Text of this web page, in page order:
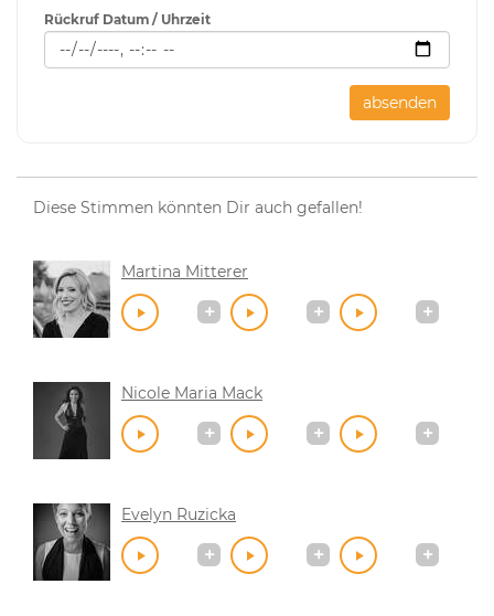
Rückruf Datum / Uhrzeit
absenden
Diese Stimmen könnten Dir auch gefallen!
Martina Mitterer
Nicole Maria Mack
Evelyn Ruzicka